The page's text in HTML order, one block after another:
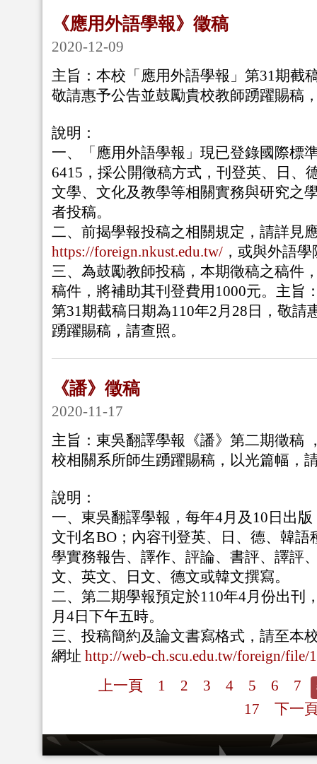
《應用外語學報》徵稿
2020-12-09
主旨：本校「應用外語學報」第31期截
敬請惠予公告並鼓勵貴校教師踴躍賜稿
說明：
一、「應用外語學報」現已登錄國際標
6415，採公開徵稿方式，刊登英、日、
文學、文化及教學等相關實務與研究之
者投稿。
二、前揭學報投稿之相關規定，請詳見
https://foreign.nkust.edu.tw/ ，或與外語
三、為鼓勵教師投稿，本期徵稿之稿件
稿件，將補助其刊登費用 1000元。主旨
第31期截稿日期為110年2月 28 日，敬請
踴躍賜稿，請查照。
《譒》徵稿
2020-11-17
主旨：東吳翻譯學報《譒》第二期徵稿
校相關系所師生踴躍賜稿，以光篇幅，
說明：
一、東吳翻譯學報，每年4月及10日出
文刊名BO；內容刊登英、日、德、韓
學實務報告、譯作、評論、書評、譯評
文、英文、日文、德文或韓文撰寫。
二、第二期學報預定於110年4月份出刊
月4日下午五時。
三、投稿簡約及論文書寫格式，請至本
網址 http://web-ch.scu.edu.tw/foreign/file/
上一頁
1 2 3 4 5 6 7
17 下一